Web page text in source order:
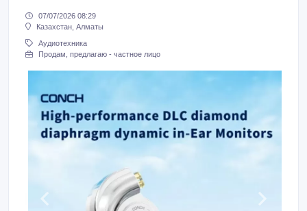
07/07/2026 08:29
Казахстан, Алматы
Аудиотехника
Продам, предлагаю - частное лицо